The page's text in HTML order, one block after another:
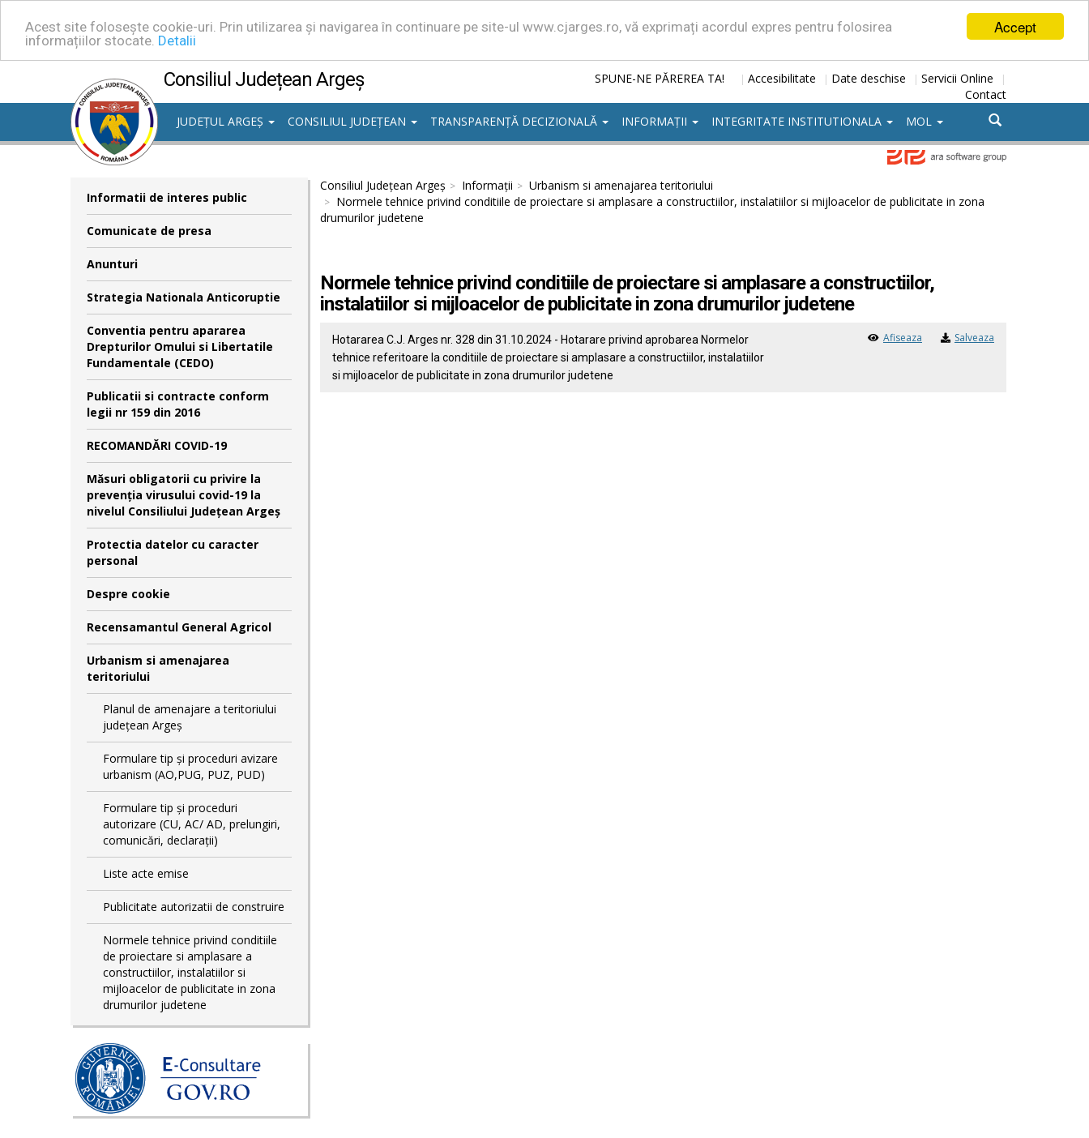
Accept
Acest site folosește cookie-uri. Prin utilizarea și navigarea în continuare pe site-ul www.cjarges.ro, vă exprimați acordul expres pentru folosirea
informațiilor stocate. Detalii
Consiliul Județean Argeș SPUNE-NE PĂREREA TA! | Accesibilitate | Date deschise | Servicii Online |
Contact
JUDEȚUL ARGEȘ
CONSILIUL JUDEȚEAN TRANSPARENȚĂ DECIZIONALĂ INFORMAȚII INTEGRITATE INSTITUTIONALA MOL
Informatii de interes public
Comunicate de presa
Anunturi
Strategia Nationala Anticoruptie
Conventia pentru apararea
Drepturilor Omului si Libertatile
Fundamentale (CEDO)
Publicatii si contracte conform
legii nr 159 din 2016
RECOMANDĂRI COVID-19
Măsuri obligatorii cu privire la
prevenția virusului covid-19 la
nivelul Consiliului Județean Argeș
Protectia datelor cu caracter
personal
Despre cookie
Recensamantul General Agricol
Urbanism si amenajarea
teritoriului
Planul de amenajare a teritoriului
județean Argeș
Formulare tip și proceduri avizare
urbanism (AO,PUG, PUZ, PUD)
Formulare tip și proceduri
autorizare (CU, AC/ AD, prelungiri,
comunicări, declarații)
Liste acte emise
Publicitate autorizatii de construire
Normele tehnice privind conditiile
de proiectare si amplasare a
constructiilor, instalatiilor si
mijloacelor de publicitate in zona
drumurilor judetene
Consiliul Județean Argeș Informații
Urbanism si amenajarea teritoriului
Normele tehnice privind conditiile de proiectare si amplasare a constructiilor, instalatiilor si mijloacelor de publicitate in zona
drumurilor judetene
Normele tehnice privind conditiile de proiectare si amplasare a constructiilor,
instalatiilor si mijloacelor de publicitate in zona drumurilor judetene
Hotararea C.J. Arges nr. 328 din 31.10.2024 - Hotarare privind aprobarea Normelor
tehnice referitoare la conditiile de proiectare si amplasare a constructiilor, instalatiilor
si mijloacelor de publicitate in zona drumurilor judetene
Afiseaza Salveaza